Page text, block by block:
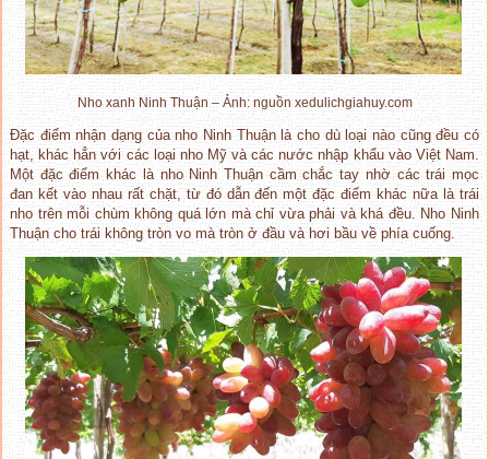
Nho xanh Ninh Thuận – Ảnh: nguồn xedulichgiahuy.com
Đặc điểm nhận dạng của nho Ninh Thuận là cho dù loại nào cũng đều có
hạt, khác hẳn với các loại nho Mỹ và các nước nhập khẩu vào Việt Nam.
Một đặc điểm khác là nho Ninh Thuận cầm chắc tay nhờ các trái mọc
đan kết vào nhau rất chặt, từ đó dẫn đến một đặc điểm khác nữa là trái
nho trên mỗi chùm không quá lớn mà chỉ vừa phải và khá đều. Nho Ninh
Thuận cho trái không tròn vo mà tròn ở đầu và hơi bầu về phía cuống.